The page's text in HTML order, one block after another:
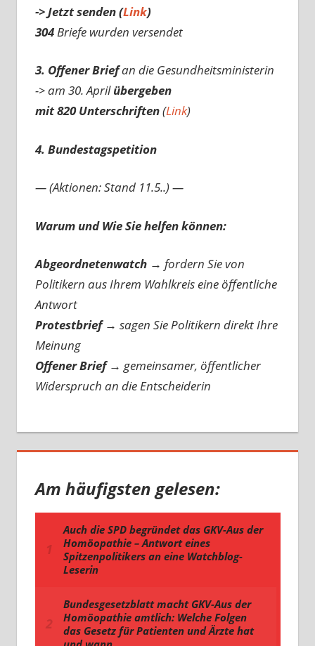
-> Jetzt senden (Link)
304Briefe wurden versendet
3. Offener Briefan die Gesundheitsministerin
-> am 30. Aprilübergeben
mit 820 Unterschriften(Link)
4. Bundestagspetition
— (Aktionen: Stand 11.5..) —
Warum und Wie Sie helfen können:
Abgeordnetenwatch → fordern Sie von
Politikern aus Ihrem Wahlkreis eine öffentliche
Antwort
Protestbrief → sagen Sie Politikern direkt Ihre
Meinung
Offener Brief → gemeinsamer, öffentlicher
Widerspruch an die Entscheiderin
Am häufigsten gelesen: